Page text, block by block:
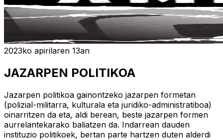
2023ko apirilaren 13an
JAZARPEN POLITIKOA
Jazarpen politikoa gainontzeko jazarpen formetan
(polizial-militarra, kulturala eta juridiko-administratiboa)
oinarritzen da eta, aldi berean, beste jazarpen formen
aurrelantekarako baliatzen da. Indarrean dauden
instituzio politikoek, bertan parte hartzen duten alderdi